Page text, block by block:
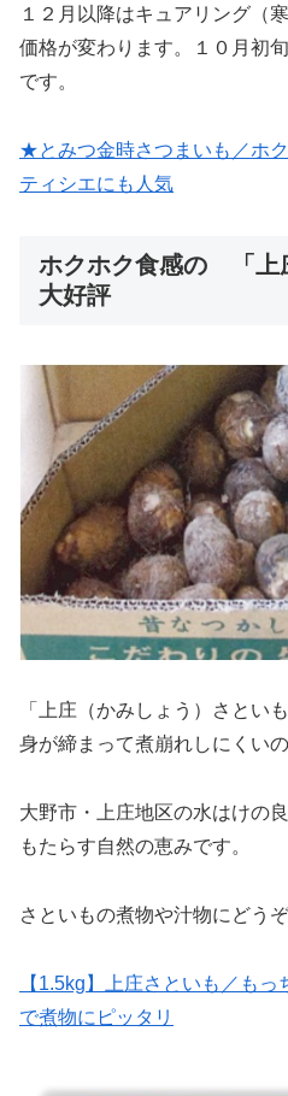
１２月以降はキュアリング（
価格が変わります。１０月初
です。
★とみつ金時さつまいも／ホ
ティシエにも人気
ホクホク食感の 「
大好評
「上庄（かみしょう）さとい
身が締まって煮崩れしにくいの
大野市・上庄地区の水はけの
もたらす自然の恵みです。
さといもの煮物や汁物にどうぞ
【1.5kg】上庄さといも／も
で煮物にピッタリ